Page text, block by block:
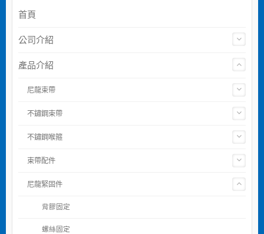
首頁
公司介紹
產品介紹
尼龍束帶
不鏽鋼束帶
不鏽鋼喉箍
束帶配件
尼龍緊固件
背膠固定
螺絲固定